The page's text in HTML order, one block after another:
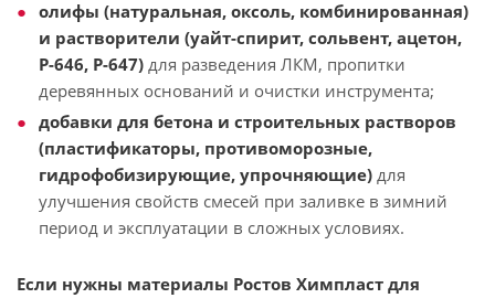
олифы (натуральная, оксоль, комбинированная)
и растворители (уайт-спирит, сольвент, ацетон,
Р-646, Р-647) для разведения ЛКМ, пропитки
деревянных оснований и очистки инструмента;
добавки для бетона и строительных растворов
(пластификаторы, противоморозные,
гидрофобизирующие, упрочняющие) для
улучшения свойств смесей при заливке в зимний
период и эксплуатации в сложных условиях.
Если нужны материалы Ростов Химпласт для